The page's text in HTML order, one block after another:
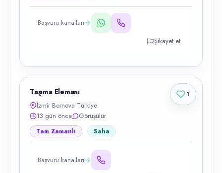
Başvuru kanalları
Şikayet et
Taşıma Elemanı
İzmir Bornova Türkiye
13 gün önce
Görüşülür
Tam Zamanlı Saha
Başvuru kanalları
1